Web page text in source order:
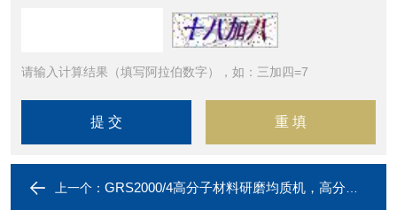
请输入计算结果（填写阿拉伯数字），如：三加四=7
上一个： GRS2000/4高分子材料研磨均质机，高分子材料研磨分散机